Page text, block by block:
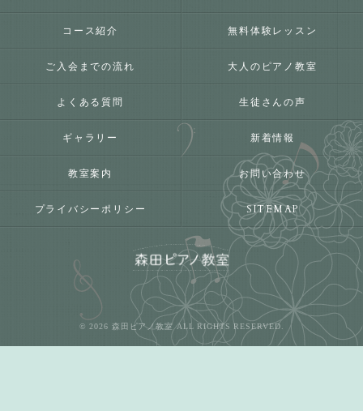
コース紹介 無料体験レッスン
ご入会までの流れ 大人のピアノ教室
よくある質問 生徒さんの声
ギャラリー 新着情報
教室案内 お問い合わせ
プライバシーポリシー SITEMAP
© 2026 森田ピアノ教室 ALL RIGHTS RESERVED.